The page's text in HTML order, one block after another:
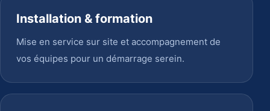
Installation & formation
Mise en service sur site et accompagnement de
vos équipes pour un démarrage serein.